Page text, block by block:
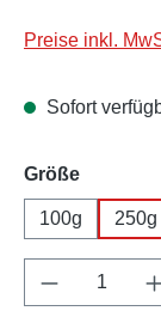
Preise inkl.
Sofort
Größe
100g 250g
Produkt